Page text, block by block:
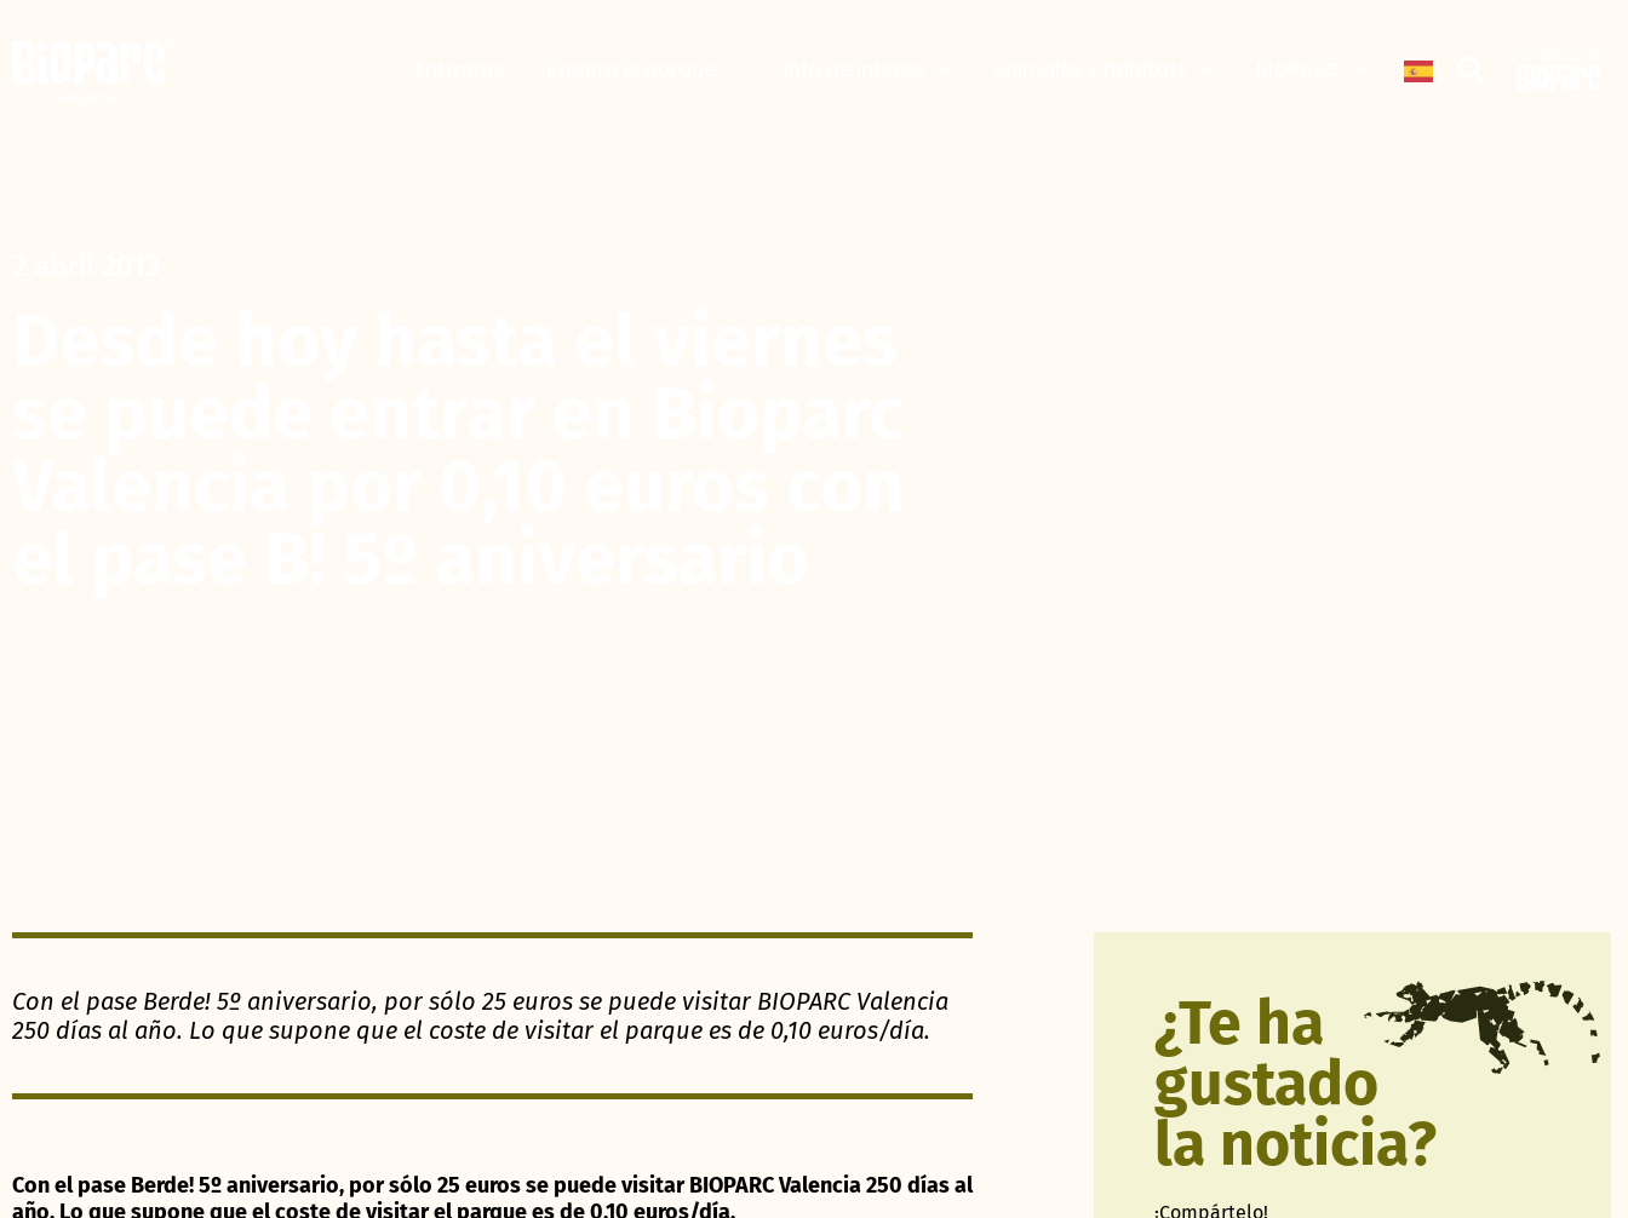
Con el pase Berde! 5º aniversario, por sólo 25 euros se puede visitar BIOPARC Valencia
250 días al año. Lo que supone que el coste de visitar el parque es de 0,10 euros/día.
Con el pase Berde! 5º aniversario, por sólo 25 euros se puede visitar BIOPARC Valencia 250 días al
año. Lo que supone que el coste de visitar el parque es de 0,10 euros/día.
¿Te ha
gustado
la noticia?
¡Compártelo!